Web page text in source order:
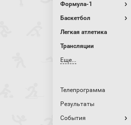
Формула-1
Баскетбол
Легкая атлетика
Трансляции
Еще...
Телепрограмма
Результаты
События